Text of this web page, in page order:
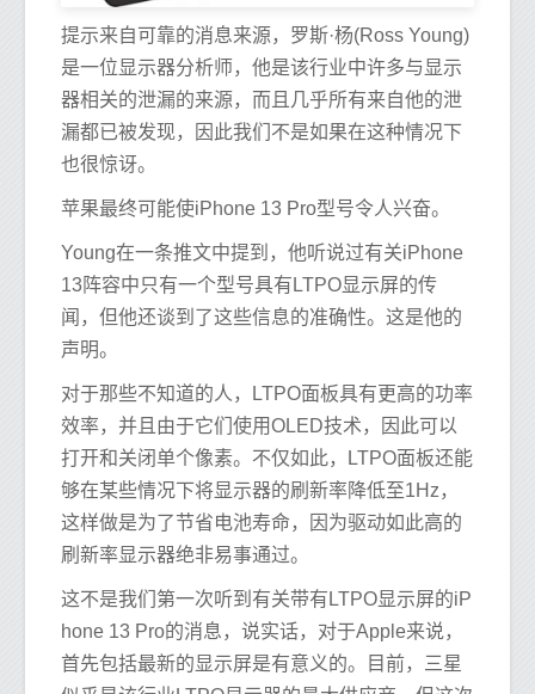
提示来自可靠的消息来源，罗斯·杨(Ross Young)
是一位显示器分析师，他是该行业中许多与显示
器相关的泄漏的来源，而且几乎所有来自他的泄
漏都已被发现，因此我们不是如果在这种情况下
也很惊讶。
苹果最终可能使iPhone 13 Pro型号令人兴奋。
Young在一条推文中提到，他听说过有关iPhone
13阵容中只有一个型号具有LTPO显示屏的传
闻，但他还谈到了这些信息的准确性。这是他的
声明。
对于那些不知道的人，LTPO面板具有更高的功率
效率，并且由于它们使用OLED技术，因此可以
打开和关闭单个像素。不仅如此，LTPO面板还能
够在某些情况下将显示器的刷新率降低至1Hz，
这样做是为了节省电池寿命，因为驱动如此高的
刷新率显示器绝非易事通过。
这不是我们第一次听到有关带有LTPO显示屏的iP
hone 13 Pro的消息，说实话，对于Apple来说，
首先包括最新的显示屏是有意义的。目前，三星